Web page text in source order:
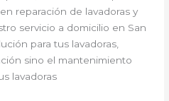
reparación de lavadoras y
servicio a domicilio en San
para tus lavadoras,
sino el mantenimiento
lavadoras